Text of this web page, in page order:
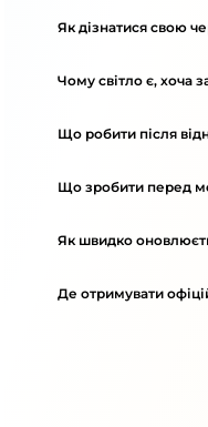
Як дізнатися свою
Чому світло є, хоча
Що робити після
Що зробити перед
Як швидко
Де отримувати